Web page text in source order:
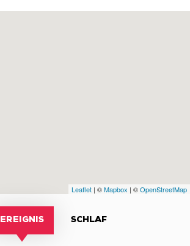
Leaflet | ©Mapbox | ©OpenStreetMap
EREIGNIS SCHLAF